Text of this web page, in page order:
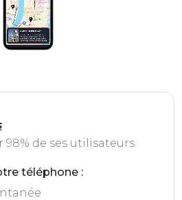
de ses utilisateurs.
téléphone :